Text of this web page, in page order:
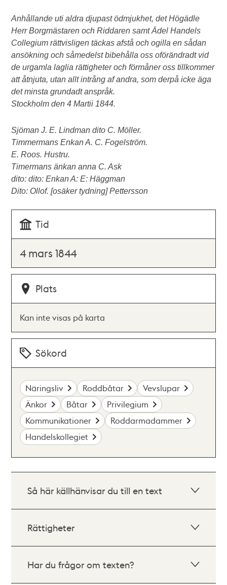
Anhållande uti aldra djupast ödmjukhet, det Högädle
Herr Borgmästaren och Riddaren samt Ädel Handels
Collegium rättvisligen täckas afstå och ogilla en sådan
ansökning och såmedelst bibehålla oss oförändradt vid
de urgamla laglia rättigheter och förmåner oss tillkommer
att åtnjuta, utan allt intrång af andra, som derpå icke äga
det minsta grundadt anspråk.
Stockholm den 4 Martii 1844.
Sjöman J. E. Lindman dito C. Möller.
Timmermans Enkan A. C. Fogelström.
E. Roos. Hustru.
Timermans änkan anna C. Ask
dito: dito: Enkan A: E: Häggman
Dito: Ollof. [osäker tydning] Pettersson
Tid
4 mars 1844
Plats
Kan inte visas på karta
Sökord
Näringsliv Roddbåtar
Vevslupar
Änkor
Båtar
Privilegium
Kommunikationer
Roddarmadammer
Handelskollegiet
Så här källhänvisar du till en text
Rättigheter
Har du frågor om texten?